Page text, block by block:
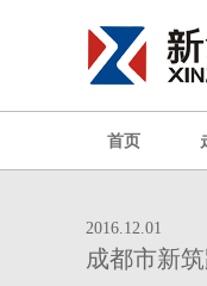
首页
2016.12.01
成都市新